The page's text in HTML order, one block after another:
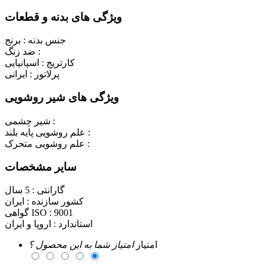
ویژگی های بدنه و قطعات
جنس بدنه : برنج
ضد زنگ :
کارتریج : اسپانیایی
پرلاتور : ایرانی
ویژگی های شیر روشویی
شیر چشمی :
علم روشویی پایه بلند :
علم روشویی متحرک :
سایر مشخصات
گارانتی : 5 سال
کشور سازنده : ایران
گواهی ISO : 9001
استاندارد : اروپا و ایران
امتیازامتیاز شما به این محصول ؟